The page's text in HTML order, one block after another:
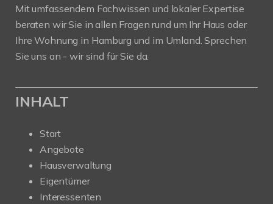
Mit umfassendem Fachwissen und lokaler Expertise
beraten wir Sie in allen Fragen rund um Ihr Haus oder
Ihre Wohnung in Hamburg und im Umland. Sprechen
Sie uns an - wir sind für Sie da.
INHALT
Start
Angebote
Hausverwaltung
Eigentümer
Interessenten